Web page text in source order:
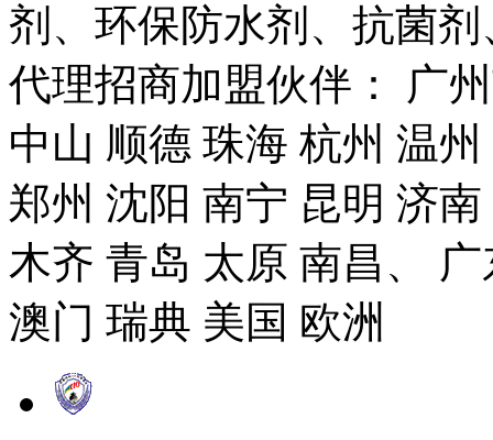
剂、环保防水剂、抗菌
代理招商加盟伙伴： 广
中山 顺德 珠海 杭州 温
郑州 沈阳 南宁 昆明 济
木齐 青岛 太原 南昌、
澳门 瑞典 美国 欧洲